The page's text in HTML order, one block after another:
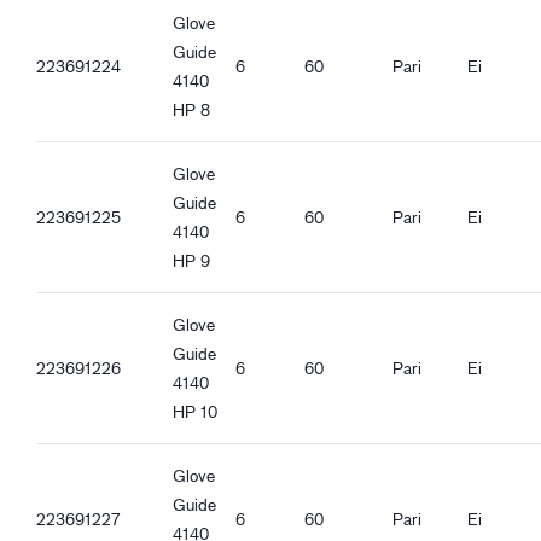
Avoranneke
Kosketusnäyttötoiminto
223691224
Glove
Guide
4140
HP 8
6 60 Pari Ei
223691225
Glove
Guide
4140
HP 9
6 60 Pari Ei
223691226
Glove
Guide
4140
HP 10
6 60 Pari Ei
223691227
Glove
Guide
4140
6 60 Pari Ei